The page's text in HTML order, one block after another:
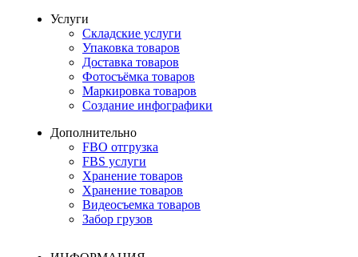
Услуги
Складские услуги
Упаковка товаров
Доставка товаров
Фотосъёмка товаров
Маркировка товаров
Создание инфографики
Дополнительно
FBO отгрузка
FBS услуги
Хранение товаров
Хранение товаров
Видеосъемка товаров
Забор грузов